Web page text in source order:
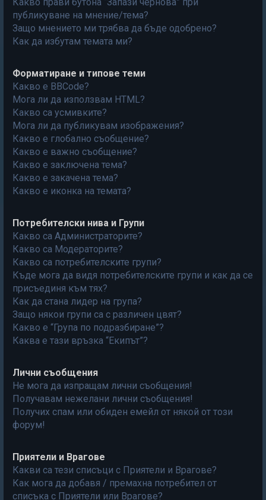
Какво прави бутона “Запази чернова” при
публикуване на мнение/тема?
Защо мнението ми трябва да бъде одобрено?
Как да избутам темата ми?
Форматиране и типове теми
Какво е BBCode?
Мога ли да използвам HTML?
Какво са усмивките?
Мога ли да публикувам изображения?
Какво е глобално съобщение?
Какво е важно съобщение?
Какво е заключена тема?
Какво е закачена тема?
Какво е иконка на темата?
Потребителски нива и Групи
Какво са Администраторите?
Какво са Модераторите?
Какво са потребителските групи?
Къде мога да видя потребителските групи и как да се
присъединя към тях?
Как да стана лидер на група?
Защо някои групи са с различен цвят?
Какво е “Група по подразбиране”?
Каква е тази връзка “Екипът”?
Лични съобщения
Не мога да изпращам лични съобщения!
Получавам нежелани лични съобщения!
Получих спам или обиден емейл от някой от този
форум!
Приятели и Врагове
Какви са тези списъци с Приятели и Врагове?
Как мога да добавя / премахна потребител от
списъка с Приятели или Врагове?